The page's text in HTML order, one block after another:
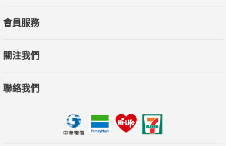
掃射，保持一位聽眾三到五秒的頻率；語速不要過快，口氣像在
利用停頓或復述問題爭取思考時間，並提供具結構性的答案，例
答不上來的問題，可以反問：「你要不要先說說看為什麼想問這
個問題？」或拋給聽眾集思廣益：「我有些想法，但我想先聽聽
會員服務
關注我們
聯絡我們